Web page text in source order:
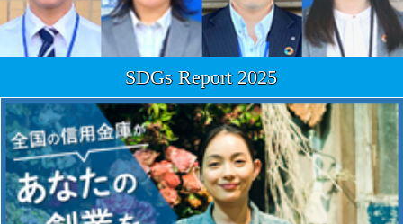
SDGs Report 2025